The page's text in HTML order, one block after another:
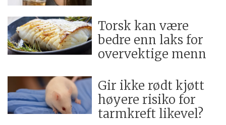
Torsk kan være
bedre enn laks for
overvektige menn
Gir ikke rødt kjøtt
høyere risiko for
tarmkreft likevel?